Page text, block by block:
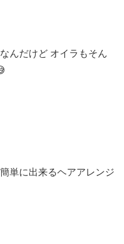
んだけど オイラもそん
単に出来るヘアアレンジ